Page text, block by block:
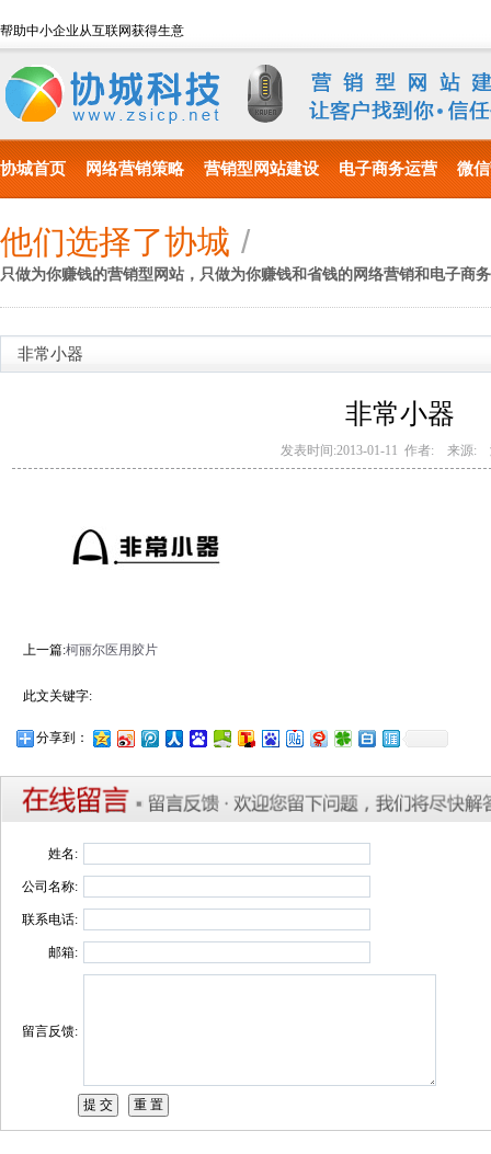
帮助中小企业从互联网获得生意
协城首页 网络营销策略 营销型网站建设 电子商务运营 微
他们选择了协城 /
只做为你赚钱的营销型网站，只做为你赚钱和省钱的网络营销和电子商务
非常小器
非常小器
发表时间:2013-01-11 作者: 来源:
上一篇:柯丽尔医用胶片
此文关键字:
分享到：
姓名:
公司名称:
联系电话:
邮箱:
留言反馈: